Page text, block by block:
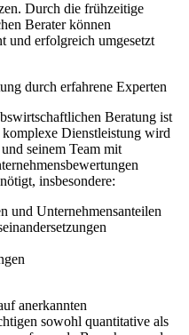
Durch die frühzeitige
Berater können
und erfolgreich umgesetzt
durch erfahrene Experten
Beratung ist
Dienstleistung wird
seinem Team mit
insbesondere:
und Unternehmensanteilen
anerkannten
sowohl quantitative als